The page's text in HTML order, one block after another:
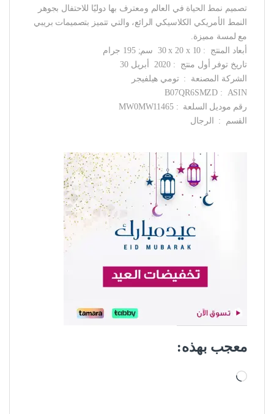
تصميم نمط الحياة في العالم ومعترف بها دوليًا للاحتفال بجوهر
النمط الأمريكي الكلاسيكي الرائع، والتي تتميز بتصميمات بريبي
مع لمسة مميزة.
أبعاد المنتج ‏ : ‎ 30 x 20 x 10 سم; 195 جرام
تاريخ توفر أول منتج ‏ : ‎ 2020 أبريل 30
الشركة المصنعة ‏ : ‎ تومي هيلفيجر
ASIN ‏ : ‎ B07QR6SMZD
رقم موديل السلعة ‏ : ‎ MW0MW11465
القسم ‏ : ‎ الرجال
معجب بهذه:
جاري التحميل…